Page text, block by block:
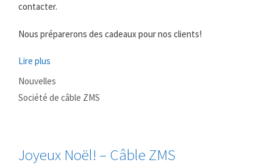
contacter.
Nous préparerons des cadeaux pour nos clients!
Lire plus
Catégories
Nouvelles
Mots
Société de câble ZMS
Joyeux Noël! – Câble ZMS